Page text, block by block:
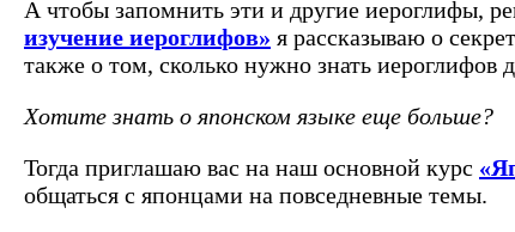
А чтобы запомнить эти и другие иероглифы,
изучение иероглифов» я рассказываю о
также о том, сколько нужно знать иероглифов
Хотите знать о японском языке еще больше?
Тогда приглашаю вас на наш основной курс
общаться с японцами на повседневные темы.